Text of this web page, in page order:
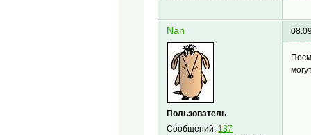
Nan
Пользователь
Сообщений: 137